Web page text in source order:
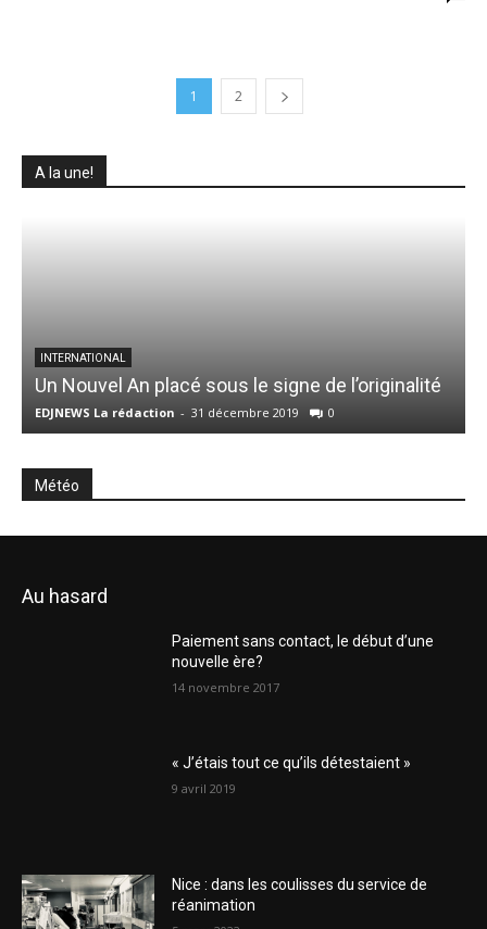
1 2
A la une!
INTERNATIONAL
Un Nouvel An placé sous le signe de l’originalité
EDJNEWS La rédaction - 31 décembre 2019 0
Météo
Au hasard
Paiement sans contact, le début d’une
nouvelle ère?
14 novembre 2017
« J’étais tout ce qu’ils détestaient »
9 avril 2019
Nice : dans les coulisses du service de
réanimation